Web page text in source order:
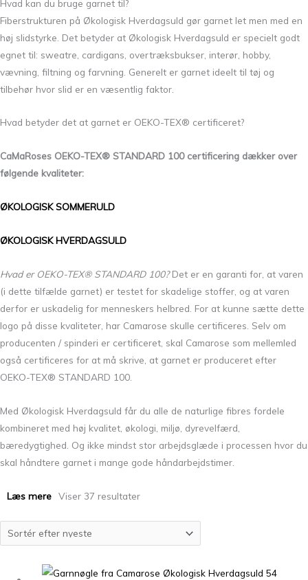
Hvad kan du bruge garnet til?
Fiberstrukturen på Økologisk Hverdagsuld gør garnet let men med en
høj slidstyrke. Det betyder at Økologisk Hverdagsuld er specielt godt
egnet til: sweatre, cardigans, overtræksbukser, interør, hobby,
vævning, filtning og farvning. Generelt er garnet ideelt til tøj og
tilbehør hvor slid er en væsentlig faktor.
Hvad betyder det at garnet er OEKO-TEX® certificeret?
CaMaRoses OEKO-TEX® STANDARD 100 certificering dækker over
følgende kvaliteter:
ØKOLOGISK SOMMERULD
ØKOLOGISK HVERDAGSULD
Hvad er OEKO-TEX® STANDARD 100?Det er en garanti for, at varen
(i dette tilfælde garnet) er testet for skadelige stoffer, og at varen
derfor er uskadelig for menneskers helbred. For at kunne sætte dette
logo på disse kvaliteter, har Camarose skulle certificeres. Selv om
producenten / spinderi er certificeret, skal Camarose som mellemled
også certificeres for at må skrive, at garnet er produceret efter
OEKO-TEX® STANDARD 100.
Med Økologisk Hverdagsuld får du alle de naturlige fibres fordele
kombineret med høj kvalitet, økologi, miljø, dyrevelfærd,
bæredygtighed. Og ikke mindst stor arbejdsglæde i processen hvor du
skal håndtere garnet i mange gode håndarbejdstimer.
Læs mere Viser 37 resultater